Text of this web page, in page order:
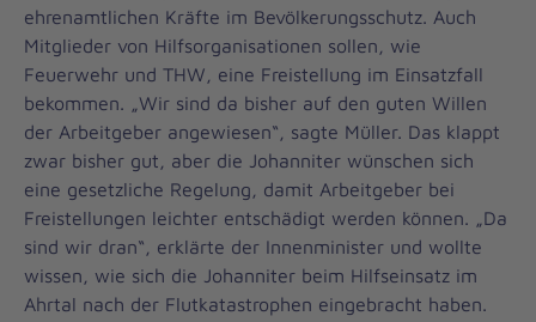
ehrenamtlichen Kräfte im Bevölkerungsschutz. Auch
Mitglieder von Hilfsorganisationen sollen, wie
Feuerwehr und THW, eine Freistellung im Einsatzfall
bekommen. „Wir sind da bisher auf den guten Willen
der Arbeitgeber angewiesen“, sagte Müller. Das klappt
zwar bisher gut, aber die Johanniter wünschen sich
eine gesetzliche Regelung, damit Arbeitgeber bei
Freistellungen leichter entschädigt werden können. „Da
sind wir dran“, erklärte der Innenminister und wollte
wissen, wie sich die Johanniter beim Hilfseinsatz im
Ahrtal nach der Flutkatastrophen eingebracht haben.